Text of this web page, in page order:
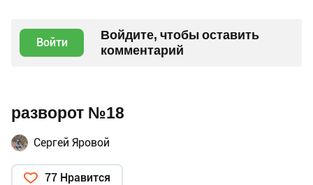
Войти
Войдите, чтобы оставить
комментарий
разворот №18
Сергей Яровой
77 Нравится